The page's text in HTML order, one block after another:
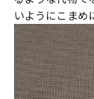
いようにこまめ